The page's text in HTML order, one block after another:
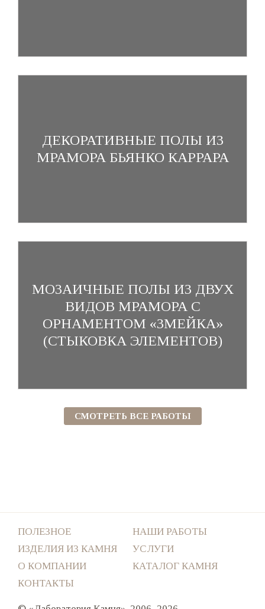
ДЕКОРАТИВНЫЕ ПОЛЫ ИЗ
МРАМОРА БЬЯНКО КАРРАРА
МОЗАИЧНЫЕ ПОЛЫ ИЗ ДВУХ
ВИДОВ МРАМОРА С
ОРНАМЕНТОМ «ЗМЕЙКА»
(СТЫКОВКА ЭЛЕМЕНТОВ)
СМОТРЕТЬ ВСЕ РАБОТЫ
ПОЛЕЗНОЕ
НАШИ РАБОТЫ
ИЗДЕЛИЯ ИЗ КАМНЯ
УСЛУГИ
О КОМПАНИИ
КАТАЛОГ КАМНЯ
КОНТАКТЫ